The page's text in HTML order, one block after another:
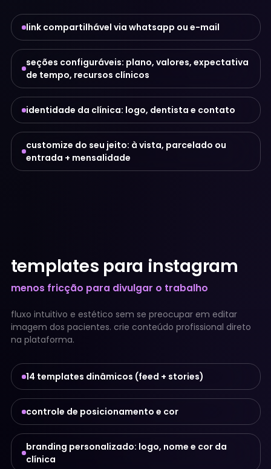
link compartilhável via whatsapp ou e-mail
seções configuráveis: plano, valores, expectativa
de tempo, recursos clínicos
identidade da clínica: logo, dentista e contato
customize do seu jeito: à vista, parcelado ou
entrada + mensalidade
templates para instagram
menos fricção para divulgar o trabalho
fluxo intuitivo e estético sem se preocupar em editar
imagem dos pacientes. crie conteúdo profissional direto
na plataforma.
14 templates dinâmicos (feed + stories)
controle de posicionamento e cor
branding personalizado: logo, nome e cor da
clínica